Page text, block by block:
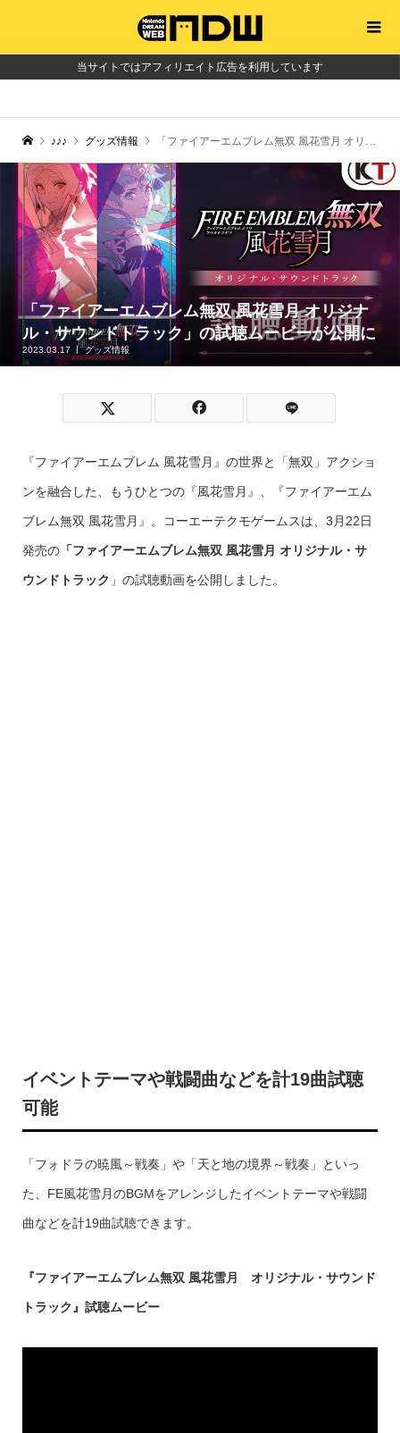
当サイトではアフィリエイト広告を利用しています
♪♪♪ グッズ情報 「ファイアーエムブレム無双 風花雪月 オリジナル・サウンドトラック」の試聴ムービーが公開に
「ファイアーエムブレム無双 風花雪月 オリジナ
ル・サウンドトラック」の試聴ムービーが公開に
2023.03.17 グッズ情報
『ファイアーエムブレム 風花雪月』の世界と「無双」アクショ
ンを融合した、もうひとつの『風花雪月』、『ファイアーエム
ブレム無双 風花雪月』。コーエーテクモゲームスは、3月22日
発売の「ファイアーエムブレム無双 風花雪月 オリジナル・サ
ウンドトラック 」の試聴動画を公開しました。
イベントテーマや戦闘曲などを計19曲試聴
可能
「フォドラの暁風～戦奏」や「天と地の境界～戦奏」といっ
た、FE風花雪月のBGMをアレンジしたイベントテーマや戦闘
曲などを計19曲試聴できます。
『ファイアーエムブレム無双 風花雪月 オリジナル・サウンド
トラック』試聴ムービー